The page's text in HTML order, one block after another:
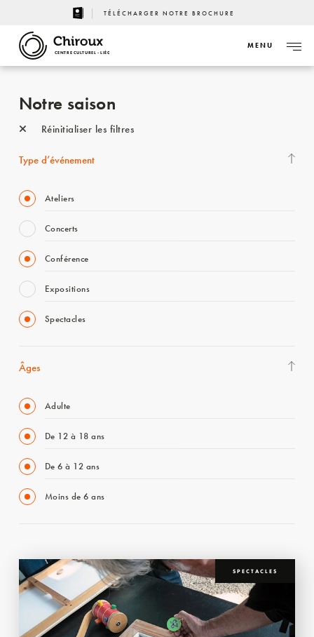
TÉLÉCHARGER NOTRE BROCHURE
CENTRE CULTUREL - LIÈGE
MENU
Notre saison
Réinitialiser les filtres
Type d’événement
Ateliers
Concerts
Conférence
Expositions
Spectacles
Âges
Adulte
De 12 à 18 ans
De 6 à 12 ans
Moins de 6 ans
SPECTACLES